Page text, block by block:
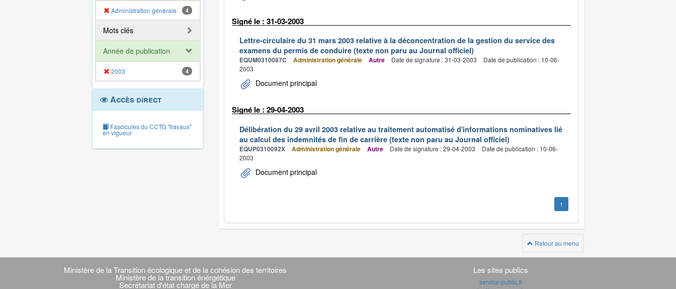
Administration générale 4
Mots clés
Année de publication
2003 4
Accès direct
Fascicules du CCTG "travaux"
en vigueur
Signé le : 31-03-2003
Lettre-circulaire du 31 mars 2003 relative à la déconcentration de la gestion du service des
examens du permis de conduire (texte non paru au Journal officiel)
EQUM0310087C Administration générale Autre Date de signature : 31-03-2003
Date de publication : 10-06-
2003
Document principal
Signé le : 29-04-2003
Délibération du 29 avril 2003 relative au traitement automatisé d'informations nominatives lié
au calcul des indemnités de fin de carrière (texte non paru au Journal officiel)
EQUP0310092X Administration générale Autre Date de signature : 29-04-2003
Date de publication : 10-06-
2003
Document principal
1
Retour au menu
Navigation
transverseMinistère de la Transition écologique et de la cohésion des territoires
Ministère de la transition énérgétique
Secrétariat d'état chargé de la Mer
Les sites publics
service-public.fr